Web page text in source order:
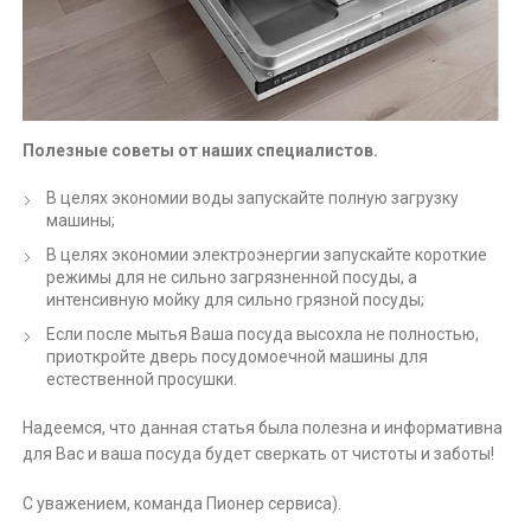
Полезные советы от наших специалистов.
В целях экономии воды запускайте полную загрузку
машины;
В целях экономии электроэнергии запускайте короткие
режимы для не сильно загрязненной посуды, а
интенсивную мойку для сильно грязной посуды;
Если после мытья Ваша посуда высохла не полностью,
приоткройте дверь посудомоечной машины для
естественной просушки.
Надеемся, что данная статья была полезна и информативна
для Вас и ваша посуда будет сверкать от чистоты и заботы!
С уважением, команда Пионер сервиса).